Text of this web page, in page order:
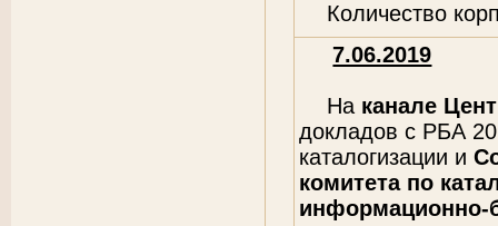
Количество
7.06.2019
На канале
докладов с РБА
каталогизации и
комитета по
информационно-